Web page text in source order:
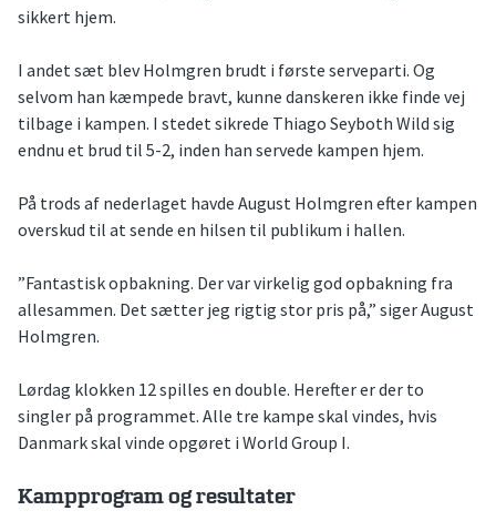
sikkert hjem.
I andet sæt blev Holmgren brudt i første serveparti. Og
selvom han kæmpede bravt, kunne danskeren ikke finde vej
tilbage i kampen. I stedet sikrede Thiago Seyboth Wild sig
endnu et brud til 5-2, inden han servede kampen hjem.
På trods af nederlaget havde August Holmgren efter kampen
overskud til at sende en hilsen til publikum i hallen.
”Fantastisk opbakning. Der var virkelig god opbakning fra
allesammen. Det sætter jeg rigtig stor pris på,” siger August
Holmgren.
Lørdag klokken 12 spilles en double. Herefter er der to
singler på programmet. Alle tre kampe skal vindes, hvis
Danmark skal vinde opgøret i World Group I.
Kampprogram og resultater